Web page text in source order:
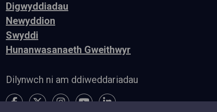
Digwyddiadau
Newyddion
Swyddi
Hunanwasanaeth Gweithwyr
Dilynwch ni am ddiweddariadau